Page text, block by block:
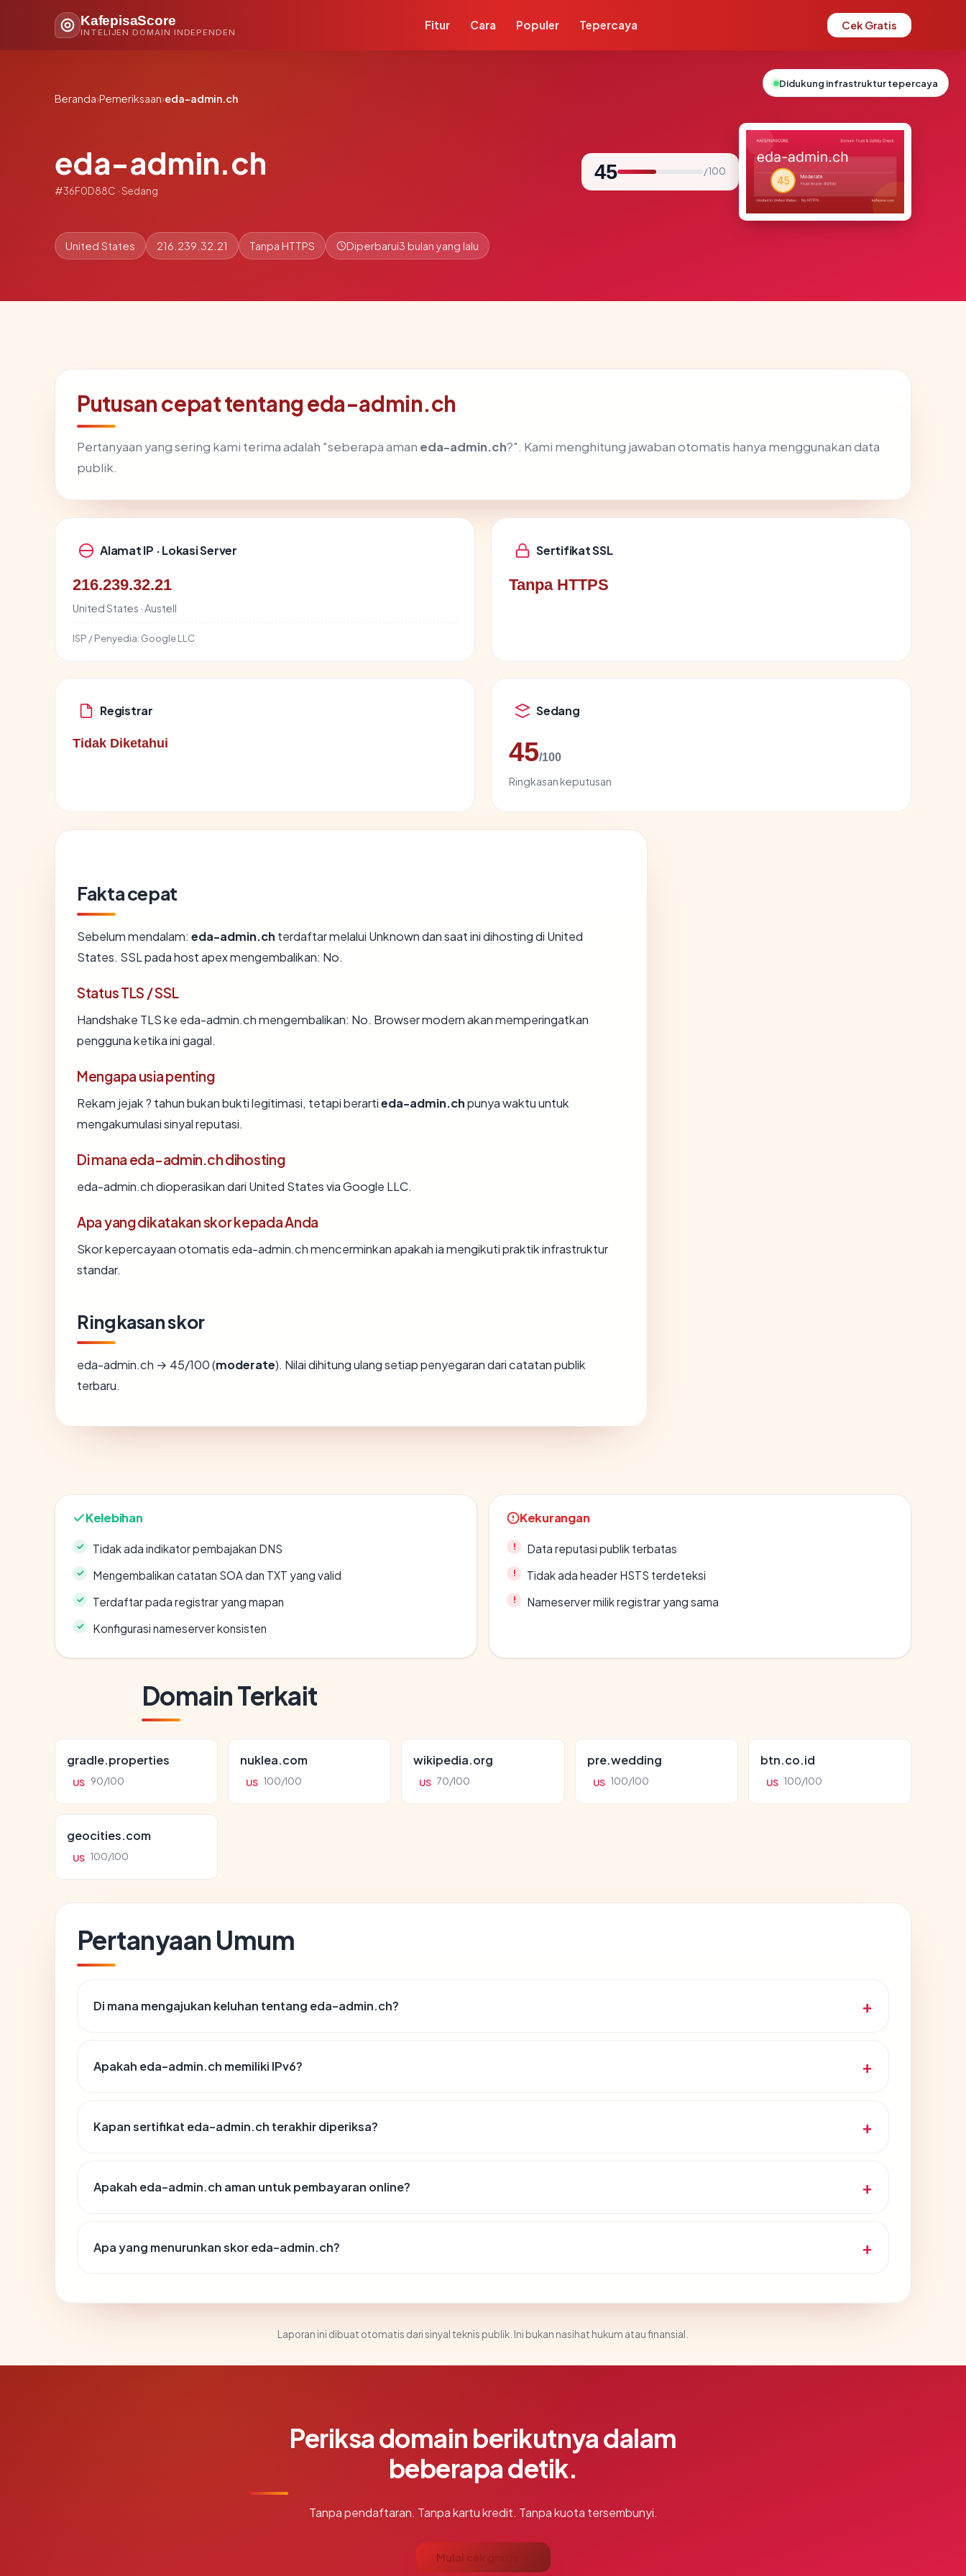
KafepisaScore
INTELIJEN DOMAIN INDEPENDEN
Fitur Cara Populer Tepercaya Cek Gratis
Beranda›Pemeriksaan›eda-admin.ch
eda-admin.ch
#36F0D88C · Sedang
45 / 100
United States 216.239.32.21 Tanpa HTTPS Diperbarui3 bulan yang lalu
Putusan cepat tentang eda-admin.ch
Pertanyaan yang sering kami terima adalah "seberapa aman eda-admin.ch?". Kami menghitung jawaban otomatis hanya menggunakan data
publik.
Alamat IP · Lokasi Server
216.239.32.21
United States · Austell
ISP / Penyedia: Google LLC
Sertifikat SSL
Tanpa HTTPS
Registrar
Tidak Diketahui
Sedang
45/100
Ringkasan keputusan
Fakta cepat
Sebelum mendalam: eda-admin.ch terdaftar melalui Unknown dan saat ini dihosting di United
States. SSL pada host apex mengembalikan: No.
Status TLS / SSL
Handshake TLS ke eda-admin.ch mengembalikan: No. Browser modern akan memperingatkan
pengguna ketika ini gagal.
Mengapa usia penting
Rekam jejak ? tahun bukan bukti legitimasi, tetapi berartieda-admin.chpunya waktu untuk
mengakumulasi sinyal reputasi.
Di mana eda-admin.ch dihosting
eda-admin.ch dioperasikan dari United States via Google LLC.
Apa yang dikatakan skor kepada Anda
Skor kepercayaan otomatis eda-admin.ch mencerminkan apakah ia mengikuti praktik infrastruktur
standar.
Ringkasan skor
eda-admin.ch → 45/100 (moderate). Nilai dihitung ulang setiap penyegaran dari catatan publik
terbaru.
Kelebihan
Tidak ada indikator pembajakan DNS
Mengembalikan catatan SOA dan TXT yang valid
Terdaftar pada registrar yang mapan
Konfigurasi nameserver konsisten
Kekurangan
Data reputasi publik terbatas
Tidak ada header HSTS terdeteksi
Nameserver milik registrar yang sama
Domain Terkait
gradle.properties
US 90/100
nuklea.com
US 100/100
wikipedia.org
US 70/100
pre.wedding
US 100/100
btn.co.id
US 100/100
geocities.com
US 100/100
Pertanyaan Umum
Di mana mengajukan keluhan tentang eda-admin.ch?
Apakah eda-admin.ch memiliki IPv6?
Kapan sertifikat eda-admin.ch terakhir diperiksa?
Apakah eda-admin.ch aman untuk pembayaran online?
Apa yang menurunkan skor eda-admin.ch?
Laporan ini dibuat otomatis dari sinyal teknis publik. Ini bukan nasihat hukum atau finansial.
Periksa domain berikutnya dalam
beberapa detik.
Tanpa pendaftaran. Tanpa kartu kredit. Tanpa kuota tersembunyi.
Mulai cek gratis →
Didukung infrastruktur tepercaya